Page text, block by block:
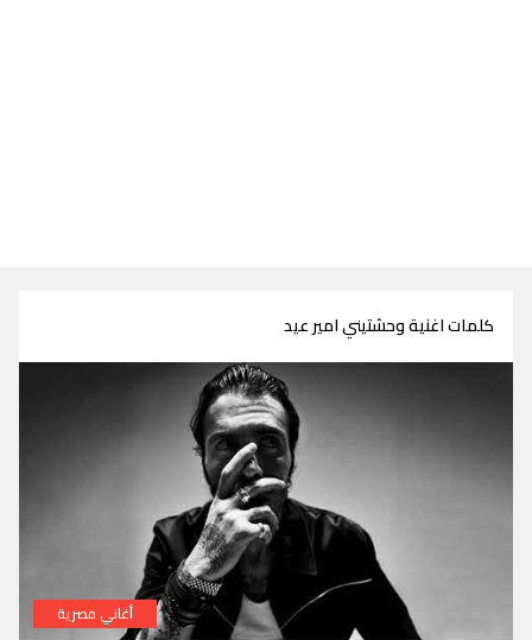
كلمات اغنية وحشتيني امير عيد
أغاني مصرية